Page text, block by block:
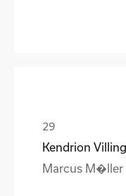
Kendrion
Marcus M�ller